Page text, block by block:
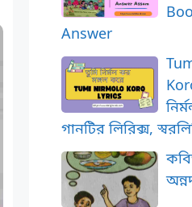
Answer
গানটির লিরিক্স,